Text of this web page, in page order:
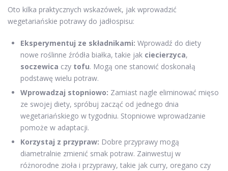
Oto kilka praktycznych wskazówek, jak wprowadzić
wegetariańskie potrawy do jadłospisu:
Eksperymentuj ze składnikami: Wprowadź do diety
nowe roślinne źródła białka, takie jak ciecierzyca,
soczewica czy tofu. Mogą one stanowić doskonałą
podstawę wielu potraw.
Wprowadzaj stopniowo: Zamiast nagle eliminować mięso
ze swojej diety, spróbuj zacząć od jednego dnia
wegetariańskiego w tygodniu. Stopniowe wprowadzanie
pomoże w adaptacji.
Korzystaj z przypraw: Dobre przyprawy mogą
diametralnie zmienić smak potraw. Zainwestuj w
różnorodne zioła i przyprawy, takie jak curry, oregano czy